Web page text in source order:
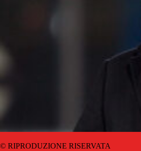
© RIPRODUZIONE RISERVATA